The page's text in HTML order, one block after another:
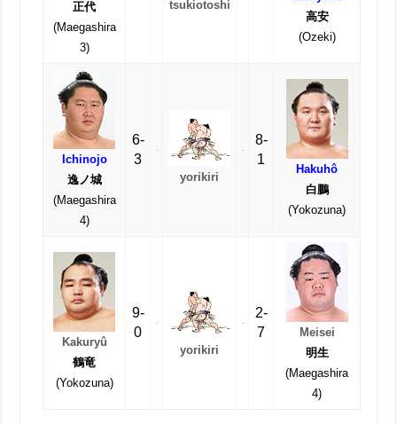
正代
(Maegashira
3)
tsukiotoshi
高安
(Ozeki)
Ichinojo
逸ノ城
(Maegashira
4)
6-
3
yorikiri
8-
1
Hakuhô
白鵬
(Yokozuna)
Kakuryû
鶴竜
(Yokozuna)
9-
0
yorikiri
2-
7
Meisei
明生
(Maegashira
4)